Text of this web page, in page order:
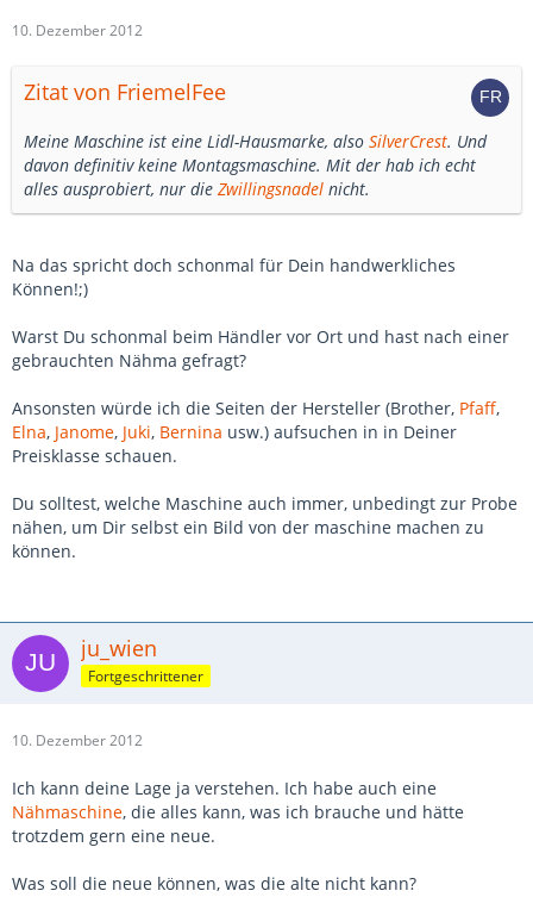
10. Dezember 2012
Zitat von FriemelFee
Meine Maschine ist eine Lidl-Hausmarke, also SilverCrest. Und
davon definitiv keine Montagsmaschine. Mit der hab ich echt
alles ausprobiert, nur die Zwillingsnadel nicht.
Na das spricht doch schonmal für Dein handwerkliches
Können!;)
Warst Du schonmal beim Händler vor Ort und hast nach einer
gebrauchten Nähma gefragt?
Ansonsten würde ich die Seiten der Hersteller (Brother, Pfaff,
Elna, Janome, Juki, Bernina usw.) aufsuchen in in Deiner
Preisklasse schauen.
Du solltest, welche Maschine auch immer, unbedingt zur Probe
nähen, um Dir selbst ein Bild von der maschine machen zu
können.
ju_wien
Fortgeschrittener
10. Dezember 2012
Ich kann deine Lage ja verstehen. Ich habe auch eine
Nähmaschine, die alles kann, was ich brauche und hätte
trotzdem gern eine neue.
Was soll die neue können, was die alte nicht kann?